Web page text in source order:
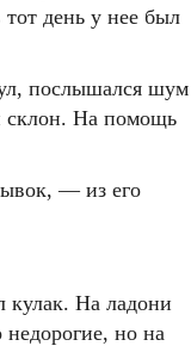
день у нее был
послышался шум
склон. На помощь
— из его
кулак. На ладони
но на